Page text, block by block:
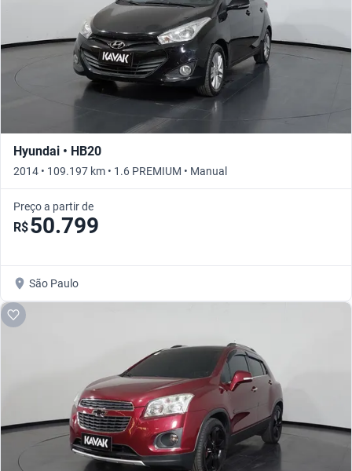
Hyundai • HB20
2014 • 109.197 km • 1.6 PREMIUM • Manual
Preço a partir de
R$50.799
São Paulo